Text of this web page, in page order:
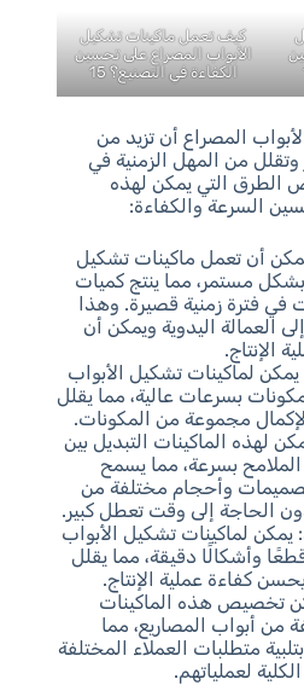
كيف تعمل ماكينات تشكيل
الأبواب المصراع على تحسين
الكفاءة في التصنيع؟ 15
المصراع أن تزيد من
وتقلل من المهل الزمنية في
الطرق التي يمكن لهذه
السرعة والكفاءة:
يمكن أن تعمل ماكينات تشكيل
بشكل مستمر، مما ينتج كميات
في فترة زمنية قصيرة. وهذا
العمالة اليدوية ويمكن أن
الإنتاج.
يمكن لماكينات تشكيل الأبواب
بسرعات عالية، مما يقلل
مجموعة من المكونات.
لهذه الماكينات التبديل بين
بسرعة، مما يسمح
تصميمات وأحجام مختلفة من
الحاجة إلى وقت تعطل كبير.
يمكن لماكينات تشكيل الأبواب
وأشكالًا دقيقة، مما يقلل
كفاءة عملية الإنتاج.
تخصيص هذه الماكينات
من أبواب المصاريع، مما
متطلبات العملاء المختلفة
لعملياتهم.